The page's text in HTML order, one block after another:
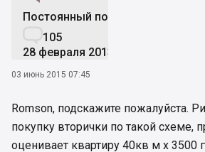
Постоянный пользователь
105
28 февраля 2013
03 июнь 2015 07:45
Romson, подскажите пожалуйста.
покупку вторички по такой схеме,
оценивает квартиру 40кв м х 3500